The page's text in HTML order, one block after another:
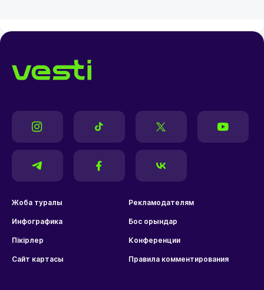
Жоба туралы Рекламодателям
Инфографика Бос орындар
Пікірлер Конференции
Сайт картасы Правила комментирования